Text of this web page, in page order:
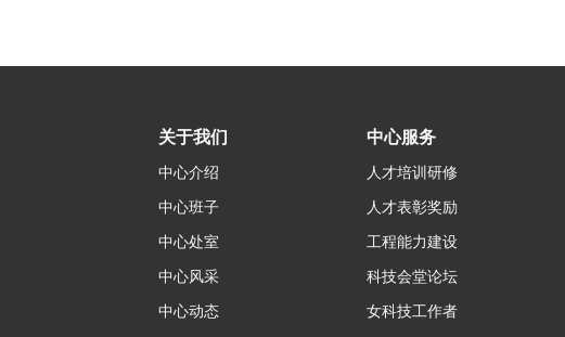
关于我们
中心介绍
中心班子
中心处室
中心风采
中心动态
中心服务
人才培训研修
人才表彰奖励
工程能力建设
科技会堂论坛
女科技工作者